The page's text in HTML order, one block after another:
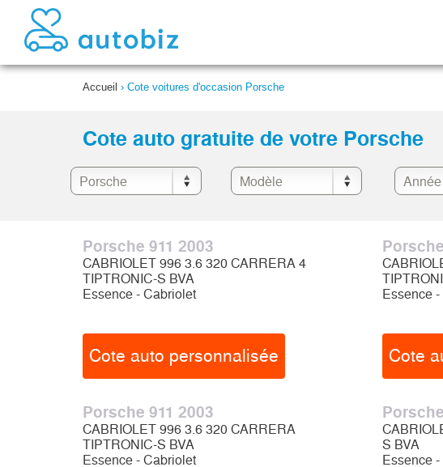
Accueil › Cote voitures d'occasion Porsche
Cote auto gratuite de votre Porsche
Porsche 911 2003
CABRIOLET 996 3.6 320 CARRERA 4
TIPTRONIC-S BVA
Essence - Cabriolet
Cote auto personnalisée
Essence
Cote
Porsche 911 2003
CABRIOLET 996 3.6 320 CARRERA
TIPTRONIC-S BVA
Essence - Cabriolet
S BVA
Essence